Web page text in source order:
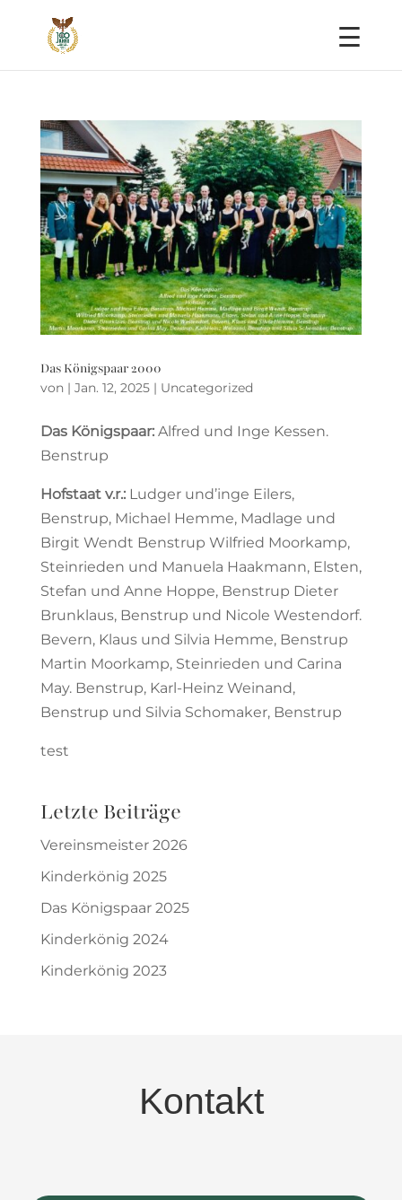
content
Das Königspaar 2000
von | Jan. 12, 2025| Uncategorized
Das Königspaar:Alfred und Inge Kessen.
Benstrup
Hofstaat v.r.:Ludger und’inge Eilers,
Benstrup, Michael Hemme, Madlage und
Birgit Wendt Benstrup Wilfried Moorkamp,
Steinrieden und Manuela Haakmann, Elsten,
Stefan und Anne Hoppe, Benstrup Dieter
Brunklaus, Benstrup und Nicole Westendorf.
Bevern, Klaus und Silvia Hemme, Benstrup
Martin Moorkamp, Steinrieden und Carina
May. Benstrup, Karl-Heinz Weinand,
Benstrup und Silvia Schomaker, Benstrup
test
Letzte Beiträge
Vereinsmeister 2026
Kinderkönig 2025
Das Königspaar 2025
Kinderkönig 2024
Kinderkönig 2023
Kontakt